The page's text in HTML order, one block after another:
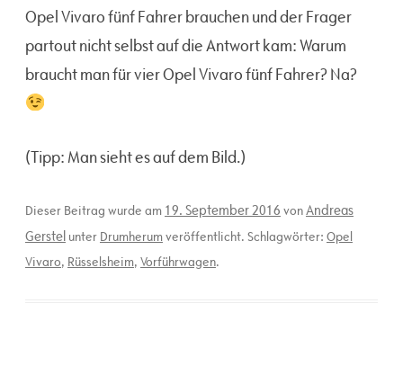
Opel Vivaro fünf Fahrer brauchen und der Frager
partout nicht selbst auf die Antwort kam: Warum
braucht man für vier Opel Vivaro fünf Fahrer? Na?
(Tipp: Man sieht es auf dem Bild.)
Dieser Beitrag wurde am 19. September 2016 vonAndreas
Gerstel unter Drumherumveröffentlicht. Schlagwörter: Opel
Vivaro, Rüsselsheim, Vorführwagen.